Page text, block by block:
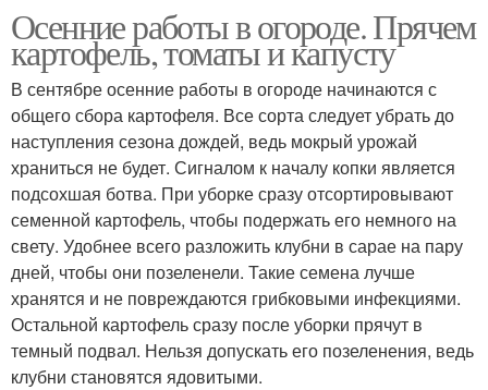
Осенние работы в огороде. Прячем
картофель, томаты и капусту
В сентябре осенние работы в огороде начинаются с
общего сбора картофеля. Все сорта следует убрать до
наступления сезона дождей, ведь мокрый урожай
храниться не будет. Сигналом к началу копки является
подсохшая ботва. При уборке сразу отсортировывают
семенной картофель, чтобы подержать его немного на
свету. Удобнее всего разложить клубни в сарае на пару
дней, чтобы они позеленели. Такие семена лучше
хранятся и не повреждаются грибковыми инфекциями.
Остальной картофель сразу после уборки прячут в
темный подвал. Нельзя допускать его позеленения, ведь
клубни становятся ядовитыми.